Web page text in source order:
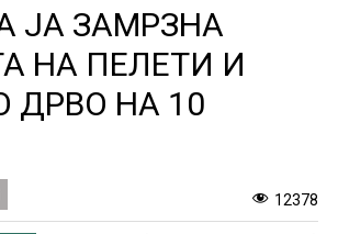
ЈА ЗАМРЗНА
НА ПЕЛЕТИ И
ДРВО НА 10
12378